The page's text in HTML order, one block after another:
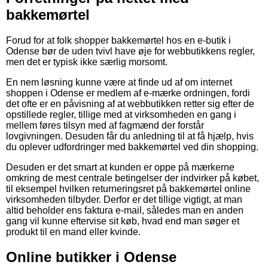
bakkemørtel
Forud for at folk shopper bakkemørtel hos en e-butik i
Odense bør de uden tvivl have øje for webbutikkens regler,
men det er typisk ikke særlig morsomt.
En nem løsning kunne være at finde ud af om internet
shoppen i Odense er medlem af e-mærke ordningen, fordi
det ofte er en påvisning af at webbutikken retter sig efter de
opstillede regler, tillige med at virksomheden en gang i
mellem føres tilsyn med af fagmænd der forstår
lovgivningen. Desuden får du anledning til at få hjælp, hvis
du oplever udfordringer med bakkemørtel ved din shopping.
Desuden er det smart at kunden er oppe på mærkerne
omkring de mest centrale betingelser der indvirker på købet,
til eksempel hvilken returneringsret på bakkemørtel online
virksomheden tilbyder. Derfor er det tillige vigtigt, at man
altid beholder ens faktura e-mail, således man en anden
gang vil kunne eftervise sit køb, hvad end man søger et
produkt til en mand eller kvinde.
Online butikker i Odense